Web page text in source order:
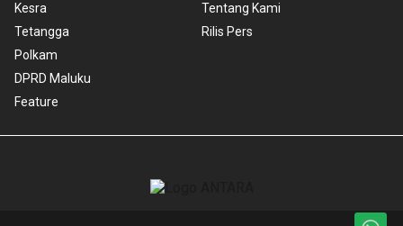
Kesra
Tetangga
Polkam
DPRD Maluku
Feature
Tentang Kami
Rilis Pers